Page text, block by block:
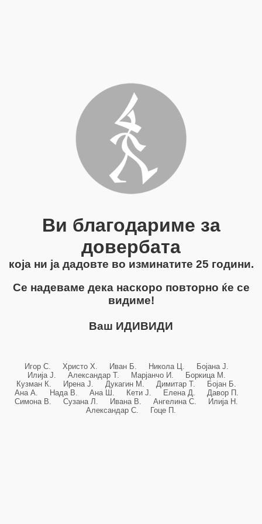
Ви благодариме за
довербата
која ни ја дадовте во изминатите 25 години.
Се надеваме дека наскоро повторно ќе се
видиме!
Ваш ИДИВИДИ
Игор С. Христо Х. Иван Б. Никола Ц. Бојана Ј.
Илија Ј. Александар Т. Марјанчо И. Боркица М.
Кузман К. Ирена Ј. Дукагин М. Димитар Т. Бојан Б.
Ана А. Нада В. Ана Ш. Кети Ј. Елена Д. Давор П.
Симона В. Сузана Л. Ивана В. Ангелина С. Илија Н.
Александар С. Гоце П.